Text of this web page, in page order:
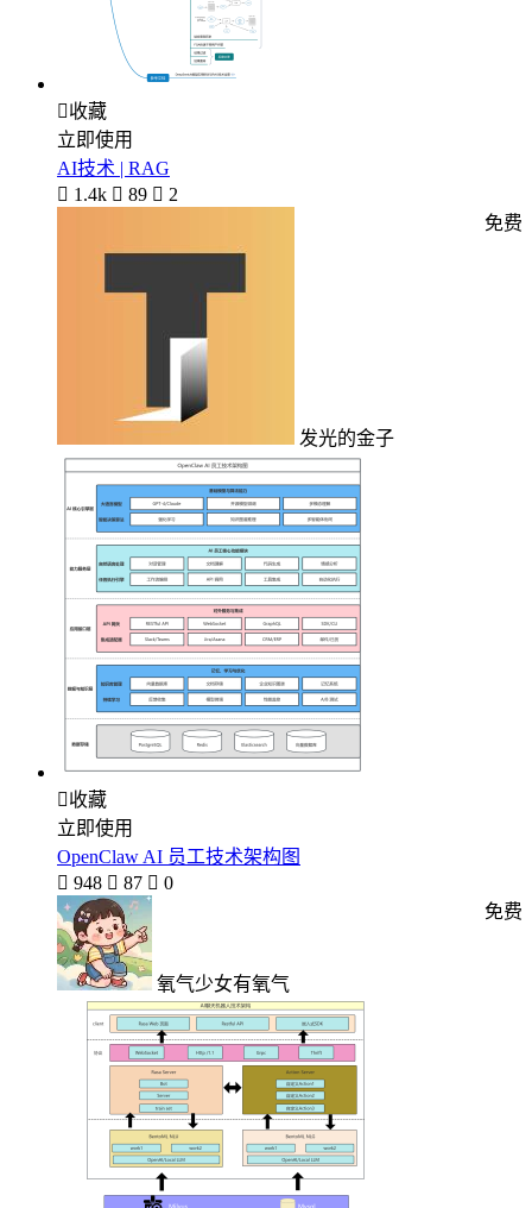
收藏
立即使用
AI技术 | RAG
 1.4k  89  2
发光的金子
免费
收藏
立即使用
OpenClaw AI 员工技术架构图
 948  87  0
氧气少女有氧气
免费